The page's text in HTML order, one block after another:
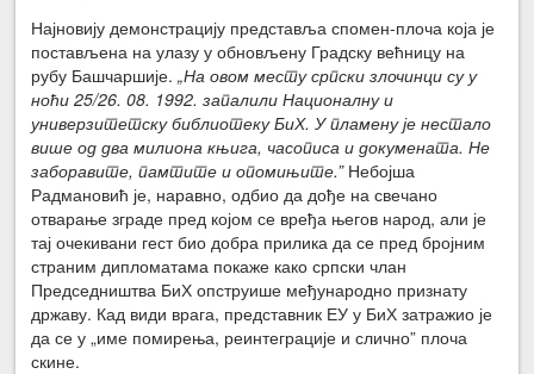
Најновију демонстрацију представља спомен-плоча која је
постављена на улазу у обновљену Градску већницу на
рубу Башчаршије.„На овом месту српски злочинци су у
ноћи 25/26. 08. 1992. запалили Националну и
универзитетску библиотеку БиХ. У пламену је нестало
више од два милиона књига, часописа и докумената. Не
заборавите, памтите и опомињите.”Небојша
Радмановић је, наравно, одбио да дође на свечано
отварање зграде пред којом се вређа његов народ, али је
тај очекивани гест био добра прилика да се пред бројним
страним дипломатама покаже како српски члан
Председништва БиХ опструише међународно признату
државу. Кад види врага, представник ЕУ у БиХ затражио је
да се у „име помирења, реинтеграције и слично” плоча
скине.